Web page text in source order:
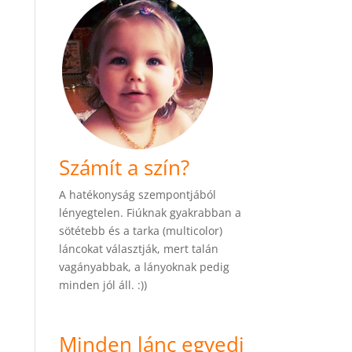
Számít a szín?
A hatékonyság szempontjából
lényegtelen. Fiúknak gyakrabban a
sötétebb és a tarka (multicolor)
láncokat választják, mert talán
vagányabbak, a lányoknak pedig
minden jól áll. :))
Minden lánc egyedi